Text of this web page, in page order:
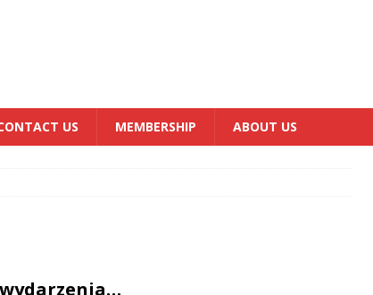
US MEMBERSHIP ABOUT US